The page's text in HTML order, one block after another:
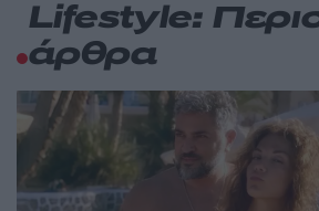
Lifestyle:
άρθρα